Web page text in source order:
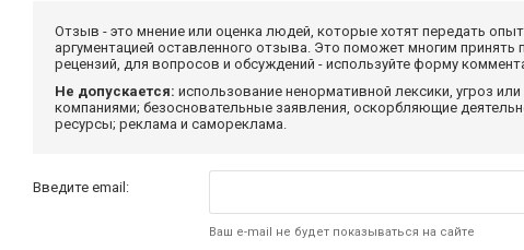
Отзыв - это мнение или оценка людей, которые хотят передать
аргументацией оставленного отзыва. Это поможет многим
рецензий, для вопросов и обсуждений - используйте форму
Не допускается: использование ненормативной лексики, угроз
компаниями; безосновательные заявления, оскорбляющие
ресурсы; реклама и самореклама.
Введите email:
Ваш e-mail не будет показываться на сайте